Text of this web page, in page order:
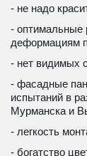
- не надо
- оптимальные
деформациям
- нет видимых
- фасадные
испытаний в
Мурманска и
- легкость
- богатство